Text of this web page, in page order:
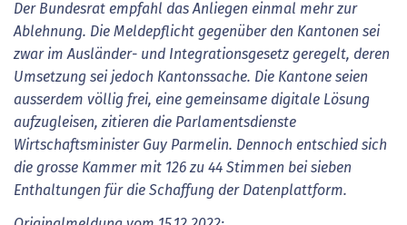
Der Bundesrat empfahl das Anliegen einmal mehr zur
Ablehnung. Die Meldepflicht gegenüber den Kantonen sei
zwar im Ausländer- und Integrationsgesetz geregelt, deren
Umsetzung sei jedoch Kantonssache. Die Kantone seien
ausserdem völlig frei, eine gemeinsame digitale Lösung
aufzugleisen, zitieren die Parlamentsdienste
Wirtschaftsminister Guy Parmelin. Dennoch entschied sich
die grosse Kammer mit 126 zu 44 Stimmen bei sieben
Enthaltungen für die Schaffung der Datenplattform.